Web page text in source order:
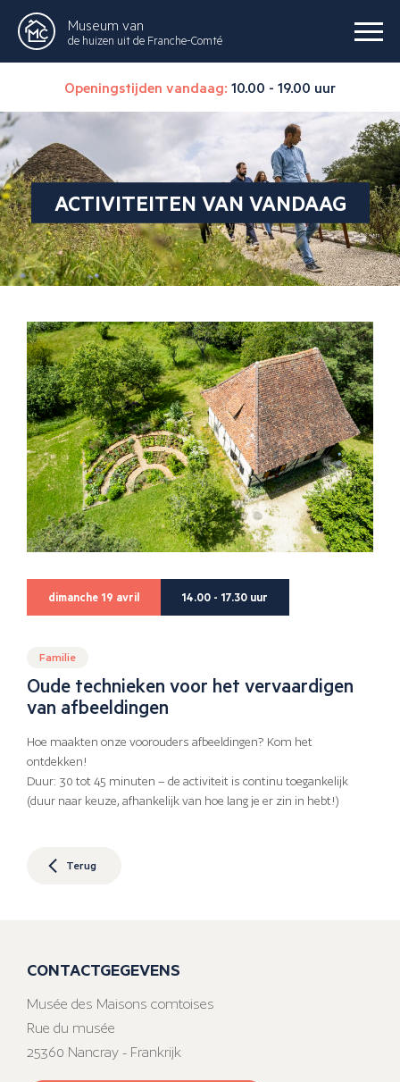
Museum van
de huizen uit de Franche-Comté
Openingstijden vandaag: 10.00 - 19.00 uur
ACTIVITEITEN VAN VANDAAG
dimanche 19 avril 14.00 - 17.30 uur
Familie
Oude technieken voor het vervaardigen
van afbeeldingen
Hoe maakten onze voorouders afbeeldingen? Kom het
ontdekken!
Duur: 30 tot 45 minuten – de activiteit is continu toegankelijk
(duur naar keuze, afhankelijk van hoe lang je er zin in hebt!)
Terug
CONTACTGEGEVENS
Musée des Maisons comtoises
Rue du musée
25360 Nancray - Frankrijk